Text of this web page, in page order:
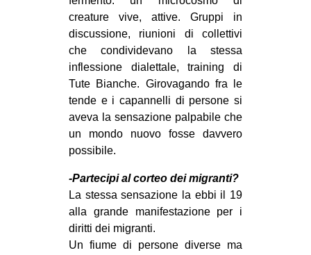
creature vive, attive. Gruppi in
discussione, riunioni di collettivi
che condividevano la stessa
inflessione dialettale, training di
Tute Bianche. Girovagando fra le
tende e i capannelli di persone si
aveva la sensazione palpabile che
un mondo nuovo fosse davvero
possibile.
-Partecipi al corteo dei migranti?
La stessa sensazione la ebbi il 19
alla grande manifestazione per i
diritti dei migranti.
Un fiume di persone diverse ma